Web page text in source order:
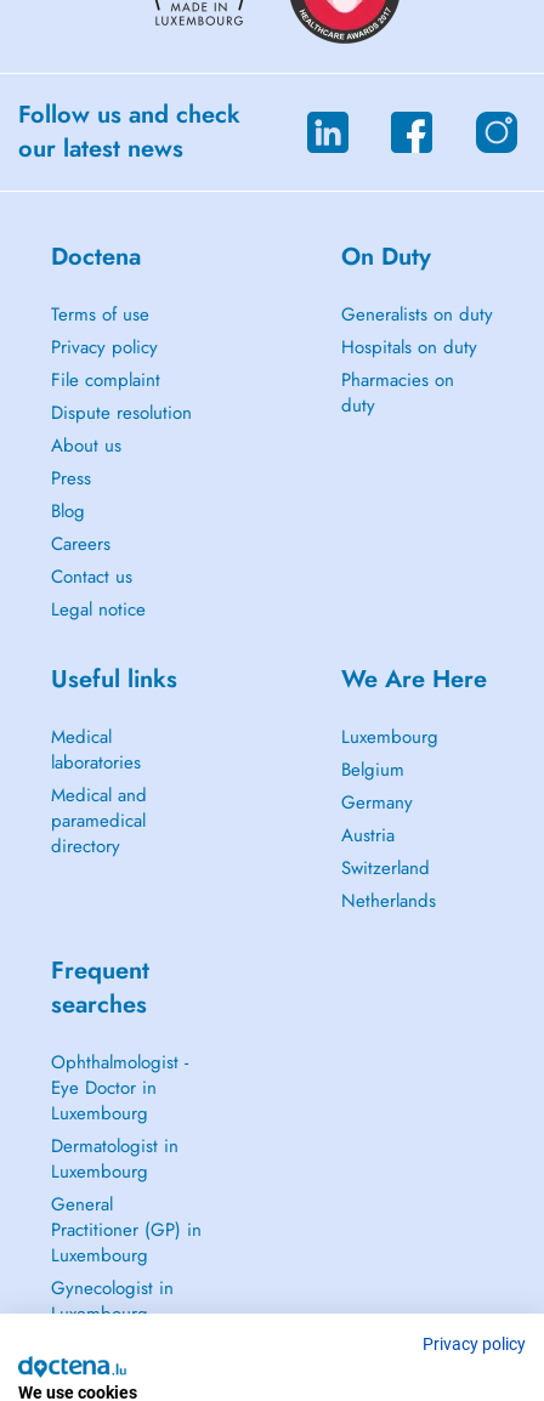
Follow us and check
our latest news
Doctena
Terms of use
Privacy policy
File complaint
Dispute resolution
About us
Press
Blog
Careers
Contact us
Legal notice
On Duty
Generalists on duty
Hospitals on duty
Pharmacies on
duty
Useful links
Medical
laboratories
Medical and
paramedical
directory
We Are Here
Luxembourg
Belgium
Germany
Austria
Switzerland
Netherlands
Frequent
searches
Ophthalmologist -
Eye Doctor in
Luxembourg
Dermatologist in
Luxembourg
General
Practitioner (GP) in
Luxembourg
Gynecologist in
Luxembourg
Privacy policy
We use cookies